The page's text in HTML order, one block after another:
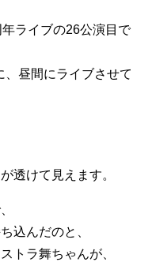
ライブの26公演目で
昼間にライブさせて
透けて見えます。
込んだのと、
トラ舞ちゃんが、